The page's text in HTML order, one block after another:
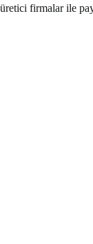
üretici firmalar ile